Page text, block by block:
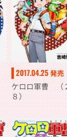
2017.04.25 発売
ケロロ軍曹 （
８）